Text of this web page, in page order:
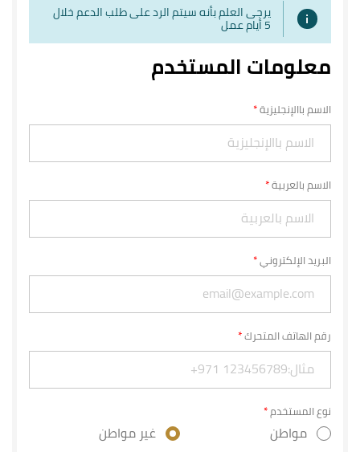
يرجى العلم بأنه سيتم الرد على طلب الدعم خلال
5 أيام عمل
معلومات المستخدم
الاسم باالإنجليزية
الاسم بالعربية
البريد الإلكتروني
رقم الهاتف المتحرك
نوع المستخدم
مواطن غير مواطن